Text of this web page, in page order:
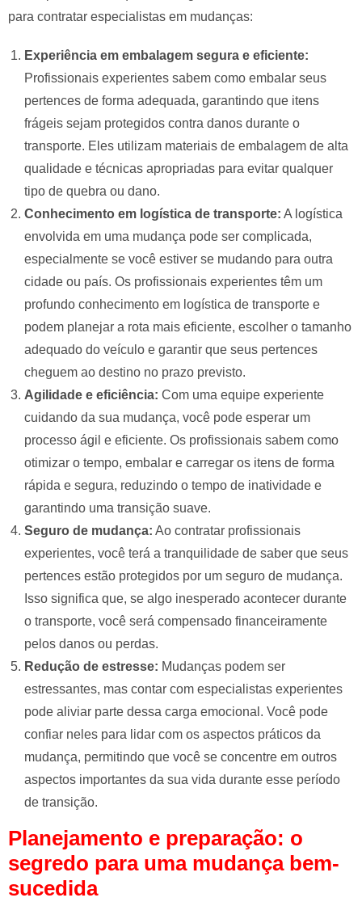
para contratar especialistas em mudanças:
Experiência em embalagem segura e eficiente:
Profissionais experientes sabem como embalar seus
pertences de forma adequada, garantindo que itens
frágeis sejam protegidos contra danos durante o
transporte. Eles utilizam materiais de embalagem de alta
qualidade e técnicas apropriadas para evitar qualquer
tipo de quebra ou dano.
Conhecimento em logística de transporte: A logística
envolvida em uma mudança pode ser complicada,
especialmente se você estiver se mudando para outra
cidade ou país. Os profissionais experientes têm um
profundo conhecimento em logística de transporte e
podem planejar a rota mais eficiente, escolher o tamanho
adequado do veículo e garantir que seus pertences
cheguem ao destino no prazo previsto.
Agilidade e eficiência: Com uma equipe experiente
cuidando da sua mudança, você pode esperar um
processo ágil e eficiente. Os profissionais sabem como
otimizar o tempo, embalar e carregar os itens de forma
rápida e segura, reduzindo o tempo de inatividade e
garantindo uma transição suave.
Seguro de mudança: Ao contratar profissionais
experientes, você terá a tranquilidade de saber que seus
pertences estão protegidos por um seguro de mudança.
Isso significa que, se algo inesperado acontecer durante
o transporte, você será compensado financeiramente
pelos danos ou perdas.
Redução de estresse: Mudanças podem ser
estressantes, mas contar com especialistas experientes
pode aliviar parte dessa carga emocional. Você pode
confiar neles para lidar com os aspectos práticos da
mudança, permitindo que você se concentre em outros
aspectos importantes da sua vida durante esse período
de transição.
Planejamento e preparação: o
segredo para uma mudança bem-
sucedida